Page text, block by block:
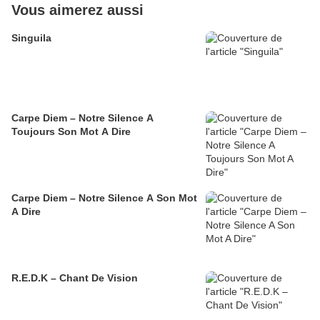
Vous aimerez aussi
Singuila
Carpe Diem – Notre Silence A
Toujours Son Mot A Dire
Carpe Diem – Notre Silence A Son Mot
A Dire
R.E.D.K – Chant De Vision